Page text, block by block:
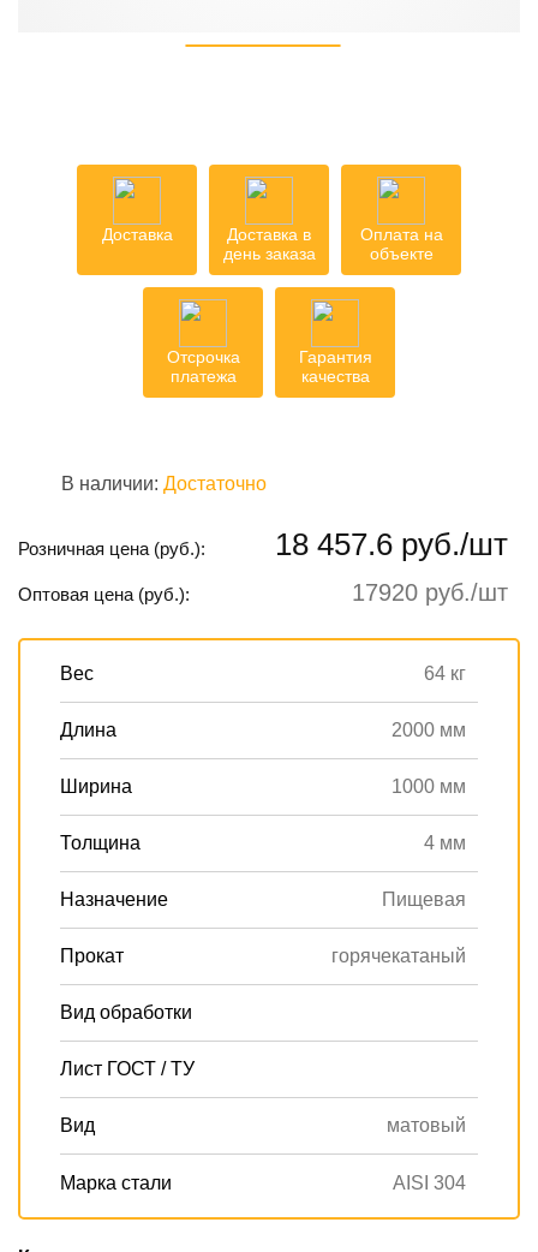
Доставка
Доставка в
день заказа
Оплата на
объекте
Отсрочка
платежа
Гарантия
качества
В наличии: Достаточно
Розничная цена (руб.): 18 457.6 руб./шт
Оптовая цена (руб.): 17920 руб./шт
Вес 64 кг
Длина 2000 мм
Ширина 1000 мм
Толщина 4 мм
Назначение Пищевая
Прокат горячекатаный
Вид обработки
Лист ГОСТ / ТУ
Вид матовый
Марка стали AISI 304